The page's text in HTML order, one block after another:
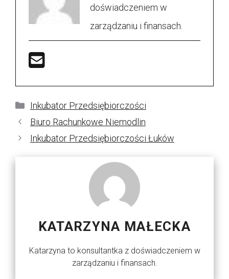
doświadczeniem w
zarządzaniu i finansach.
Kategorie
Inkubator Przedsiębiorczości
Biuro Rachunkowe Niemodlin
Inkubator Przedsiębiorczości Łuków
KATARZYNA MAŁECKA
Katarzyna to konsultantka z doświadczeniem w
zarządzaniu i finansach.